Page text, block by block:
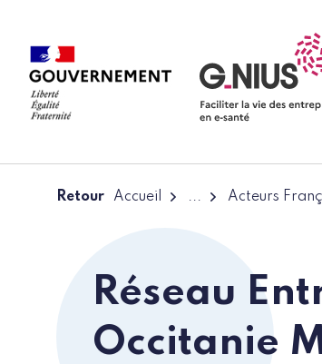
Retour Accueil ... Acteurs
Réseau
Occitanie